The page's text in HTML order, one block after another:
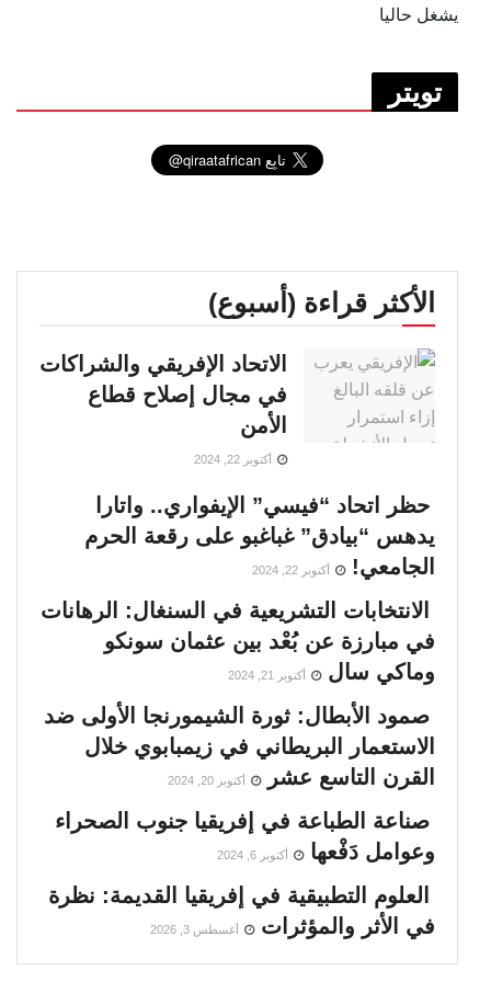
يشغل حاليا
تويتر
الأكثر قراءة (أسبوع)
الاتحاد الإفريقي والشراكات
في مجال إصلاح قطاع
الأمن
أكتوبر 22, 2024
حظر اتحاد “فيسي” الإيفواري.. واتارا
يدهس “بيادق” غباغبو على رقعة الحرم
الجامعي!
أكتوبر 22, 2024
الانتخابات التشريعية في السنغال: الرهانات
في مبارزة عن بُعْد بين عثمان سونكو
وماكي سال
أكتوبر 21, 2024
صمود الأبطال: ثورة الشيمورنجا الأولى ضد
الاستعمار البريطاني في زيمبابوي خلال
القرن التاسع عشر
أكتوبر 20, 2024
صناعة الطباعة في إفريقيا جنوب الصحراء
وعوامل دَفْعها
أكتوبر 6, 2024
العلوم التطبيقية في إفريقيا القديمة: نظرة
في الأثر والمؤثرات
أغسطس 3, 2026